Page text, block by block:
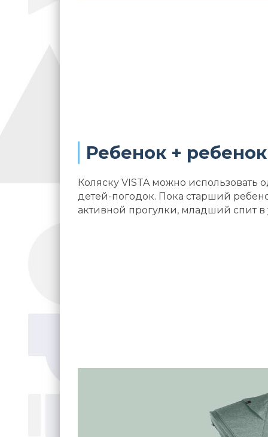
Ребенок + ребенок
Коляску VISTA можно использовать
детей-погодок. Пока старший
активной прогулки, младший спит